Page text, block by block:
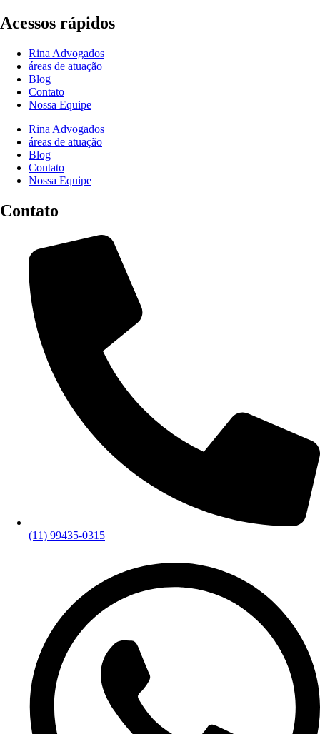
Acessos rápidos
Rina Advogados
áreas de atuação
Blog
Contato
Nossa Equipe
Rina Advogados
áreas de atuação
Blog
Contato
Nossa Equipe
Contato
(11) 99435-0315